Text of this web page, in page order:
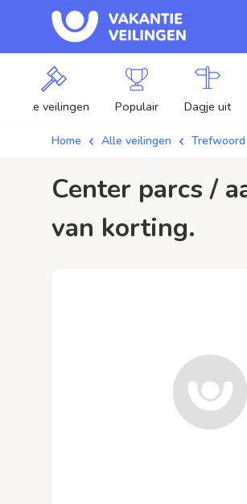
Alle veilingen Populair Dagje uit
Home Alle veilingen Trefwoord
center parcs / aanbiedingen - Plaats je bod op center parcs veilingen en profiteer
van korting.